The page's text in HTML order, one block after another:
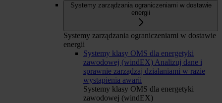
Systemy zarządzania ograniczeniami w dostawie
energii
Systemy zarządzania ograniczeniami w dostawie
energii
Systemy klasy OMS dla energetyki
zawodowej (windEX) Analizuj dane i
sprawnie zarządzaj działaniami w razie
wystąpienia awarii
Systemy klasy OMS dla energetyki
zawodowej (windEX)